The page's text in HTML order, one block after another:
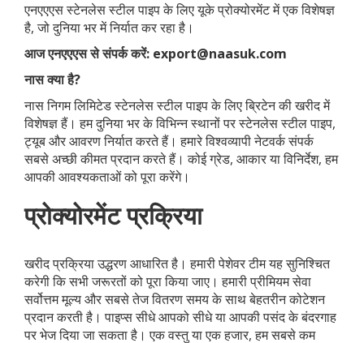
एनएएएस स्टेनलेस स्टील पाइप के लिए यूके प्रोक्योरमेंट में एक विशेषज्ञ
है, जो दुनिया भर में निर्यात कर रहा है।
आज एनएएएस से संपर्क करें: export@naasuk.com
नास क्या है?
नास निगम लिमिटेड स्टेनलेस स्टील पाइप के लिए ब्रिटेन की खरीद में
विशेषज्ञ हैं। हम दुनिया भर के विभिन्न स्थानों पर स्टेनलेस स्टील पाइप,
ट्यूब और आवरण निर्यात करते हैं। हमारे विश्वव्यापी नेटवर्क संपर्क
सबसे अच्छी कीमत प्रदान करते हैं। कोई ग्रेड, आकार या विनिर्देश, हम
आपकी आवश्यकताओं को पूरा करेंगे।
प्रोक्योरमेंट प्रक्रिया
खरीद प्रक्रिया उद्धरण आधारित है। हमारी पेशेवर टीम यह सुनिश्चित
करेगी कि सभी जरूरतों को पूरा किया जाए। हमारी प्रीमियम सेवा
सर्वोत्तम मूल्य और सबसे तेज वितरण समय के साथ बेहतरीन कोटेशन
प्रदान करती है। पाइप्स सीधे आपको सीधे या आपकी पसंद के बंदरगाह
पर भेज दिया जा सकता है। एक वस्तु या एक हजार, हम सबसे कम